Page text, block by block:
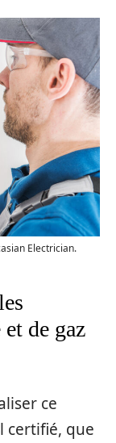
Electrician.
de gaz
ce
certifié, que